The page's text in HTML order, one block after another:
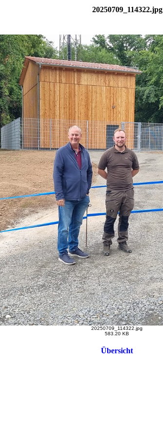
20250709_114322.jpg
20250709_114322.jpg
583.20 KB
Übersicht